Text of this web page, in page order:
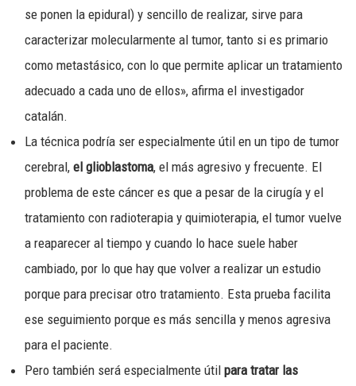
se ponen la epidural) y sencillo de realizar, sirve para
caracterizar molecularmente al tumor, tanto si es primario
como metastásico, con lo que permite aplicar un tratamiento
adecuado a cada uno de ellos», afirma el investigador
catalán.
La técnica podría ser especialmente útil en un tipo de tumor
cerebral, el glioblastoma, el más agresivo y frecuente. El
problema de este cáncer es que a pesar de la cirugía y el
tratamiento con radioterapia y quimioterapia, el tumor vuelve
a reaparecer al tiempo y cuando lo hace suele haber
cambiado, por lo que hay que volver a realizar un estudio
porque para precisar otro tratamiento. Esta prueba facilita
ese seguimiento porque es más sencilla y menos agresiva
para el paciente.
Pero también será especialmente útil para tratar las